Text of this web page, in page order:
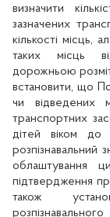
визначити
зазначених
кількості місць,
таких місць
дорожньою
встановити, що
чи відведених
транспортних
дітей віком до
розпізнавальний
облаштування
підтвердження
також